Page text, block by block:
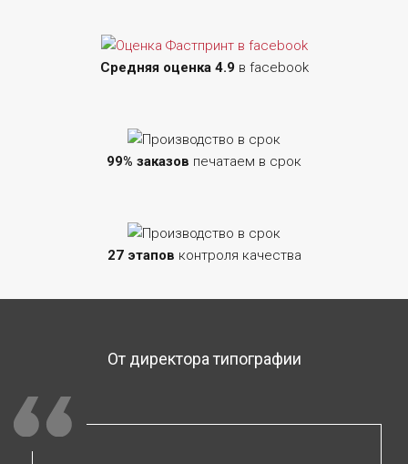
Средняя оценка 4.9в facebook
99% заказов печатаем в срок
27 этапов контроля качества
От директора типографии